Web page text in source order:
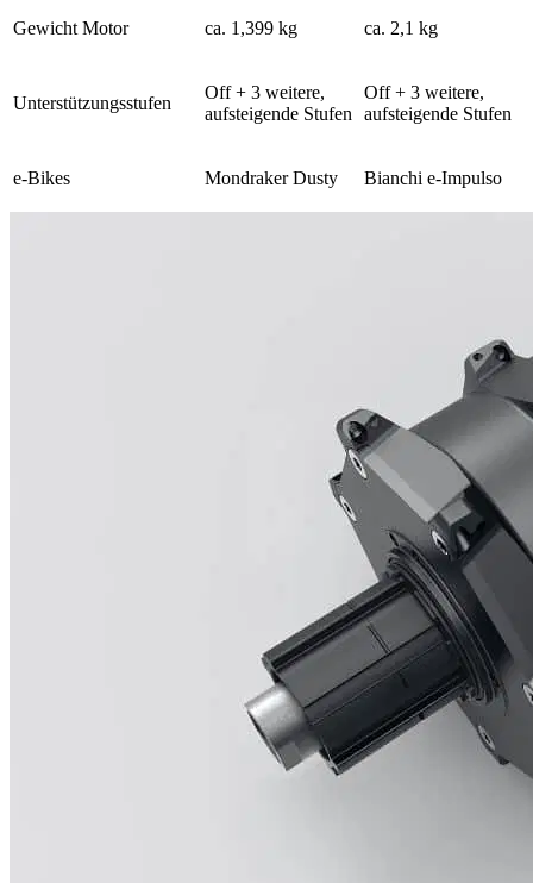
Gewicht Motor ca. 1,399 kg ca. 2,1 kg
Unterstützungsstufen
Off + 3 weitere,
aufsteigende Stufen
Off + 3 weitere,
aufsteigende Stufen
e-Bikes Mondraker Dusty Bianchi e-Impulso